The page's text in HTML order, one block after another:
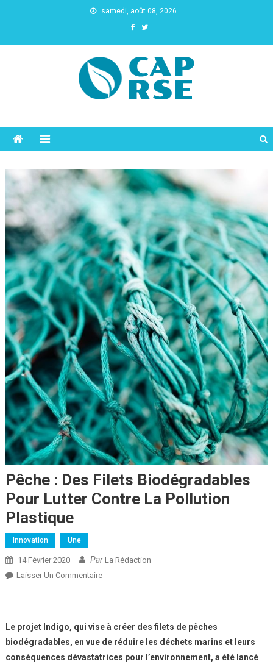
samedi, août 08, 2026
Pêche : Des Filets Biodégradables
Pour Lutter Contre La Pollution
Plastique
Innovation Une
14 Février 2020 Par La Rédaction
Laisser Un CommentaireSur
Biodégradables
Pour
Lutter
Le projet Indigo, qui vise à créer des filets de pêches
biodégradables, en vue de réduire les déchets marins et leurs
conséquences dévastatrices pour l’environnement, a été lancé